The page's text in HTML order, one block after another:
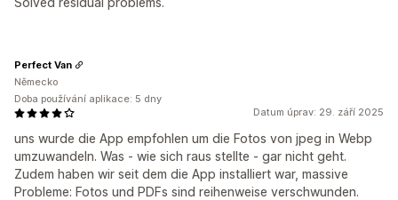
Datum úprav: 29. září 2025
uns wurde die App empfohlen um die Fotos von jpeg in Webp
umzuwandeln. Was - wie sich raus stellte - gar nicht geht.
Zudem haben wir seit dem die App installiert war, massive
Probleme: Fotos und PDFs sind reihenweise verschwunden.
Perfect Van
Německo
Doba používání aplikace: 5 dny